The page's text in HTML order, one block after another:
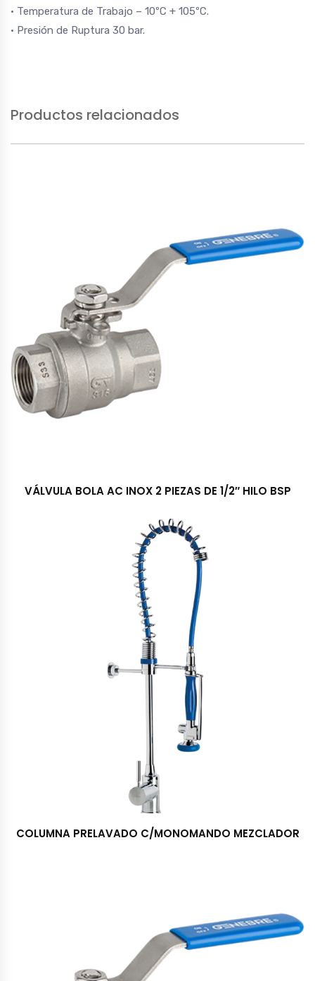
• Temperatura de Trabajo – 10ºC + 105ºC.
• Presión de Ruptura 30 bar.
Productos relacionados
VÁLVULA BOLA AC INOX 2 PIEZAS DE 1/2″ HILO BSP
COLUMNA PRELAVADO C/MONOMANDO MEZCLADOR